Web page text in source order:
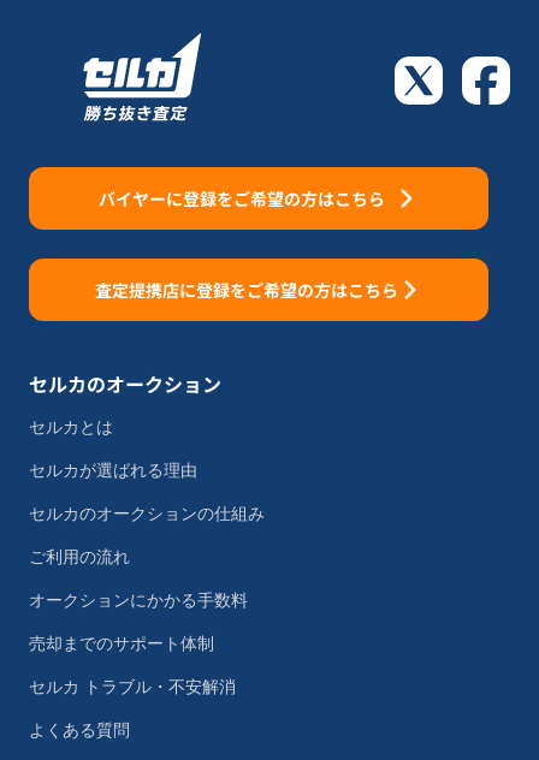
バイヤーに登録をご希望の方はこちら
査定提携店に登録をご希望の方はこちら
セルカのオークション
セルカとは
セルカが選ばれる理由
セルカのオークションの仕組み
ご利用の流れ
オークションにかかる手数料
売却までのサポート体制
セルカ トラブル・不安解消
よくある質問